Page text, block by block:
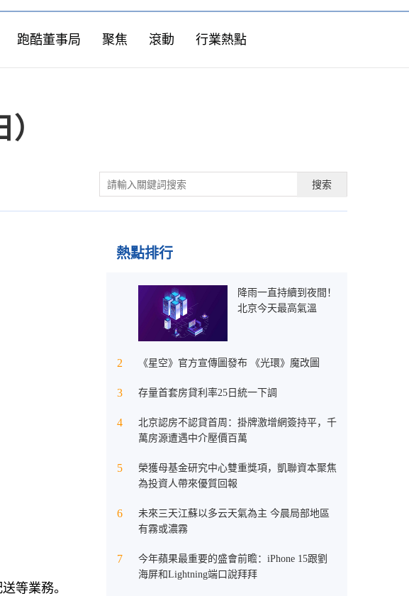
跑酷董事局 聚焦 滾動 行業熱點
搜索
等業務。
熱點排行
降雨一直持續到夜間！
北京今天最高氣溫
2 《星空》官方宣傳圖發布 《光環》魔改圖
3 存量首套房貸利率25日統一下調
4
北京認房不認貸首周：掛牌激增網簽持平，千
萬房源遭遇中介壓價百萬
5
榮獲母基金研究中心雙重獎項，凱聯資本聚焦
為投資人帶來優質回報
6
未來三天江蘇以多云天氣為主 今晨局部地區
有霧或濃霧
7
今年蘋果最重要的盛會前瞻：iPhone 15跟劉
海屏和Lightning端口說拜拜